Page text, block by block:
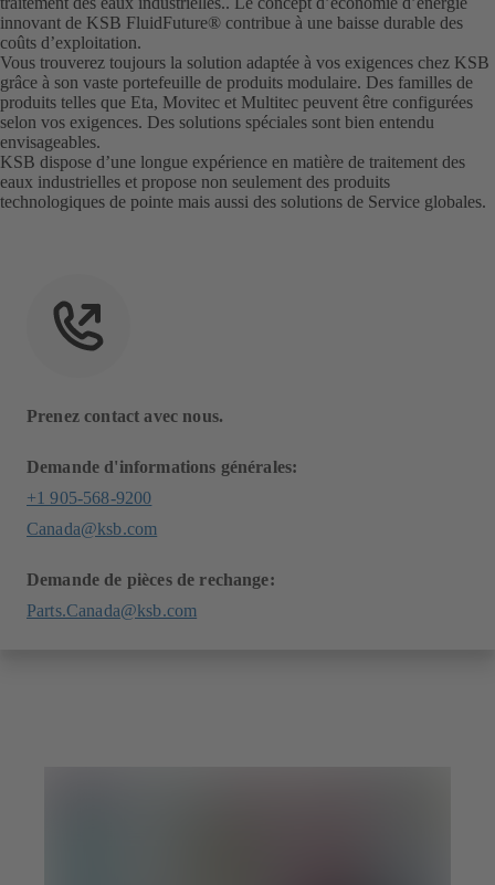
innovant de KSB FluidFuture® contribue à une baisse durable des
coûts d’exploitation.
Vous trouverez toujours la solution adaptée à vos exigences chez KSB
grâce à son vaste portefeuille de produits modulaire. Des familles de
produits telles que Eta, Movitec et Multitec peuvent être configurées
selon vos exigences. Des solutions spéciales sont bien entendu
envisageables.
KSB dispose d’une longue expérience en matière de traitement des
eaux industrielles et propose non seulement des produits
technologiques de pointe mais aussi des solutions de Service globales.
Prenez contact avec nous.
Demande d'informations générales:
+1 905-568-9200
Canada@ksb.com
Demande de pièces de rechange:
Parts.Canada@ksb.com